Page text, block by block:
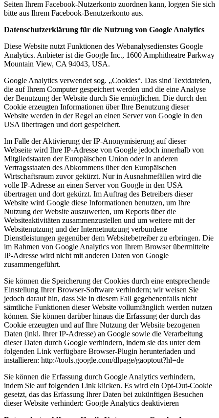
Seiten Ihrem Facebook-Nutzerkonto zuordnen kann, loggen Sie sich
bitte aus Ihrem Facebook-Benutzerkonto aus.
Datenschutzerklärung für die Nutzung von Google Analytics
Diese Website nutzt Funktionen des Webanalysedienstes Google
Analytics. Anbieter ist die Google Inc., 1600 Amphitheatre Parkway
Mountain View, CA 94043, USA.
Google Analytics verwendet sog. „Cookies“. Das sind Textdateien,
die auf Ihrem Computer gespeichert werden und die eine Analyse
der Benutzung der Website durch Sie ermöglichen. Die durch den
Cookie erzeugten Informationen über Ihre Benutzung dieser
Website werden in der Regel an einen Server von Google in den
USA übertragen und dort gespeichert.
Im Falle der Aktivierung der IP-Anonymisierung auf dieser
Webseite wird Ihre IP-Adresse von Google jedoch innerhalb von
Mitgliedstaaten der Europäischen Union oder in anderen
Vertragsstaaten des Abkommens über den Europäischen
Wirtschaftsraum zuvor gekürzt. Nur in Ausnahmefällen wird die
volle IP-Adresse an einen Server von Google in den USA
übertragen und dort gekürzt. Im Auftrag des Betreibers dieser
Website wird Google diese Informationen benutzen, um Ihre
Nutzung der Website auszuwerten, um Reports über die
Websiteaktivitäten zusammenzustellen und um weitere mit der
Websitenutzung und der Internetnutzung verbundene
Dienstleistungen gegenüber dem Websitebetreiber zu erbringen. Die
im Rahmen von Google Analytics von Ihrem Browser übermittelte
IP-Adresse wird nicht mit anderen Daten von Google
zusammengeführt.
Sie können die Speicherung der Cookies durch eine entsprechende
Einstellung Ihrer Browser-Software verhindern; wir weisen Sie
jedoch darauf hin, dass Sie in diesem Fall gegebenenfalls nicht
sämtliche Funktionen dieser Website vollumfänglich werden nutzen
können. Sie können darüber hinaus die Erfassung der durch das
Cookie erzeugten und auf Ihre Nutzung der Website bezogenen
Daten (inkl. Ihrer IP-Adresse) an Google sowie die Verarbeitung
dieser Daten durch Google verhindern, indem sie das unter dem
folgenden Link verfügbare Browser-Plugin herunterladen und
installieren: http://tools.google.com/dlpage/gaoptout?hl=de
Sie können die Erfassung durch Google Analytics verhindern,
indem Sie auf folgenden Link klicken. Es wird ein Opt-Out-Cookie
gesetzt, das das Erfassung Ihrer Daten bei zukünftigen Besuchen
dieser Website verhindert: Google Analytics deaktivieren